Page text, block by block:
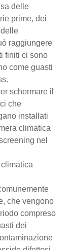
delle
prime, dei
raggiungere
finiti ci sono
come guasti
schermare il
che
installati
climatica
nel
che vengono
compreso
dei